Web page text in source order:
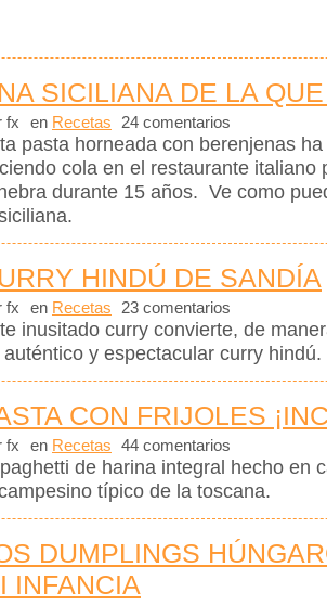
SICILIANA DE LA
fx en Recetas 24 comentarios
pasta horneada con berenjenas
cola en el restaurante italiano
durante 15 años. Ve como
HINDÚ DE SANDÍA
fx en Recetas 23 comentarios
inusitado curry convierte, de
auténtico y espectacular curry hindú.
CON FRIJOLES
fx en Recetas 44 comentarios
de harina integral hecho en
típico de la toscana.
DUMPLINGS
INFANCIA